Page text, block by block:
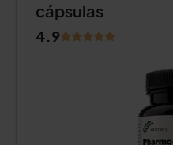
cápsulas
4.9